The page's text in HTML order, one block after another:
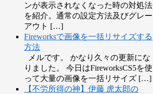
ンが表示されなくなった時の対処法
を紹介。通常の設定方法及びグレー
アウト […]
Fireworksで画像を一括リサイズする
方法
メルです。 かなり久々の更新にな
りました。 今日はFireworksCS5を使
って大量の画像を一括リサイズ […]
【不労所得の神】伊藤 虎太郎の